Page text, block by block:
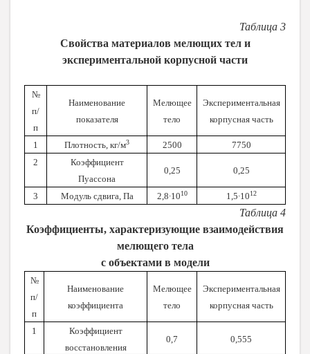
Таблица 3
Свойства материалов мелющих тел и
экспериментальной корпусной части
№
п/
п
Наименование
показателя
Мелющее
тело
Экспериментальная
корпусная часть
1 Плотность, кг/м3 2500
7750
2
Коэффициент
Пуассона
0,25 0,25
3 Модуль сдвига, Па 2,8∙1010 1,5∙1012
Таблица 4
Коэффициенты, характеризующие взаимодействия
мелющего тела
с объектами в модели
№
п/
п
Наименование
коэффициента
Мелющее
тело
Экспериментальная
корпусная часть
1
Коэффициент
восстановления
0,7 0,555